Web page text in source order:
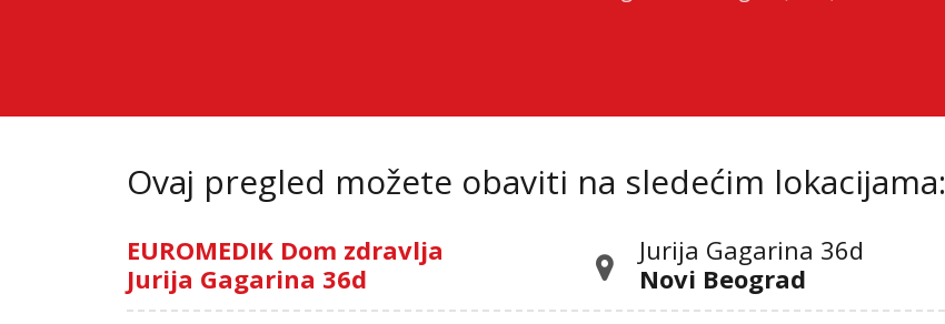
Ovaj pregled možete obaviti na sledećim lokacijama:
EUROMEDIK Dom zdravlja
Jurija Gagarina 36d
Jurija Gagarina 36d
Novi Beograd